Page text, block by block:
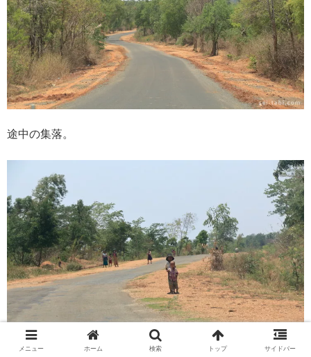
途中の集落。
メニュー ホーム 検索 トップ サイドバー